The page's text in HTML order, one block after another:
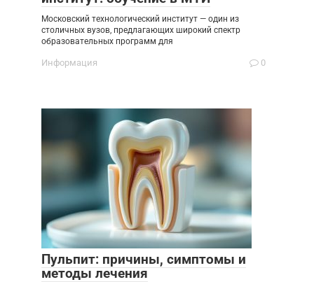
Московский технологический институт — один из
столичных вузов, предлагающих широкий спектр
образовательных программ для
Информация 0
Пульпит: причины, симптомы и
методы лечения